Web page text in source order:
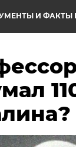
И ФАКТЫ